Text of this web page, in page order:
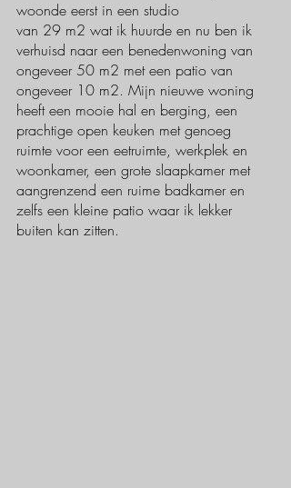
woonde eerst in een studio
van 29 m2 wat ik huurde en nu ben ik
verhuisd naar een benedenwoning van
ongeveer 50 m2 met een patio van
ongeveer 10 m2. Mijn nieuwe woning
heeft een mooie hal en berging, een
prachtige open keuken met genoeg
ruimte voor een eetruimte, werkplek en
woonkamer, een grote slaapkamer met
aangrenzend een ruime badkamer en
zelfs een kleine patio waar ik lekker
buiten kan zitten.